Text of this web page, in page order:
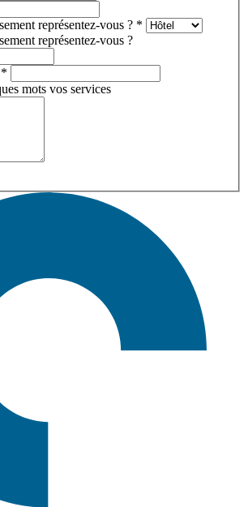
représentez-vous ? *
représentez-vous ?
*
mots vos services